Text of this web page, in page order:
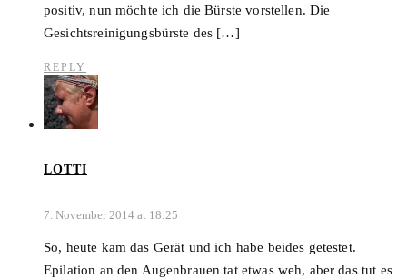
positiv, nun möchte ich die Bürste vorstellen. Die
Gesichtsreinigungsbürste des […]
REPLY
LOTTI
7. November 2014 at 18:25
So, heute kam das Gerät und ich habe beides getestet.
Epilation an den Augenbrauen tat etwas weh, aber das tut es